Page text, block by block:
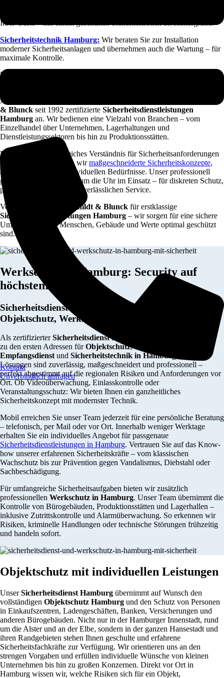
Kontakt
Unverbindlich anfragen
Ihrer Gäste – mit einem geschulten Sicherheitsblick im Hintergrund.
Sicherheitstechnik Hamburg: Wir beraten Sie zur Installation
moderner Sicherheitsanlagen und übernehmen auch die Wartung – für
maximale Kontrolle.
Verlassen Sie sich auf
Als Ihr verlässlicher Sicherheitspartner in Hamburg bietet
& Blunck seit 1992 zertifizierte Sicherheitsdienstleistungen
Hamburg an. Wir bedienen eine Vielzahl von Branchen – vom
Einzelhandel über Unternehmen, Lagerhaltungen und
Dienstleistungssektoren bis hin zu Produktionsstätten.
Durch unser umfangreiches Verständnis für Sicherheitsanforderungen
in Hamburg entwickeln wirmaßgeschneiderte Sicherheitskonzepte,
abgestimmt auf Ihre individuellen Bedürfnisse. Unser professionell
geschultes Team ist rund um die Uhr im Einsatz – für diskreten Schutz,
persönliche Beratung und verlässlichen Service.
Vertrauen Sie auf
Hauschildt & Blunck für erstklassige
Sicherheitsdienstleistungen Hamburg – wir sorgen für eine sichere
Umgebung, in der Menschen, Gebäude und Werte optimal geschützt
sind.
Werkschutz in Hamburg: Security auf
höchstem Niveau
Sicherheitsdienst Hamburg: Full-Service für
Objektschutz, Werkschutz & Sicherheitstechnik
Als zertifizierterSicherheitsdienst Hamburg
zu den ersten Adressen fürObjektschutz,Wachdienst
Empfangsdienstund Sicherheitstechnik in Hamburg
Lösungen sind zuverlässig, maßgeschneidert und professionell –
perfekt abgestimmt auf die regionalen Risiken und Anforderungen vor
Ort. Ob Videoüberwachung, Einlasskontrolle oder
Veranstaltungsschutz: Wir bieten Ihnen ein ganzheitliches
Sicherheitskonzept mit modernster Technik.
Mobil erreichen Sie unser Team jederzeit für eine persönliche Beratung
– telefonisch, per Mail oder vor Ort. Innerhalb weniger Werktage
erhalten Sie ein individuelles Angebot für passgenaue
Sicherheitsdienstleistungen in Hamburg. Vertrauen Sie auf das Know-
how unserer erfahrenen Sicherheitskräfte – vom klassischen
Wachschutz bis zur Prävention gegen Vandalismus, Diebstahl oder
Sachbeschädigung.
Für umfangreiche Sicherheitsaufgaben bieten wir zusätzlich
professionellen Werkschutz in Hamburg. Unser Team übernimmt die
Kontrolle von Bürogebäuden, Produktionsstätten und Lagerhallen –
inklusive Zutrittskontrolle und Alarmüberwachung. So erkennen wir
Risiken, kriminelle Handlungen oder technische Störungen frühzeitig
und handeln sofort.
Objektschutz mit individuellen Leistungen
UnserSicherheitsdienst Hamburg übernimmt auf Wunsch den
vollständigen Objektschutz Hamburg und den Schutz von Personen
in Einkaufszentren, Ladengeschäften, Banken, Versicherungen und
anderen Bürogebäuden. Nicht nur in der Hamburger Innenstadt, rund
um die Alster und an der Elbe, sondern in der ganzen Hansestadt und
ihren Randgebieten stehen Ihnen geschulte und erfahrene
Sicherheitsfachkräfte zur Verfügung. Wir orientieren uns an den
strengen Vorgaben und erfüllen individuelle Wünsche von kleinen
Unternehmen bis hin zu großen Konzernen. Direkt vor Ort in
Hamburg wissen wir, welche Risiken sich für ein Objekt,